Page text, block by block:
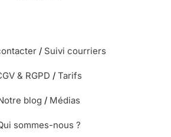
/ Suivi courriers
& RGPD / Tarifs
blog / Médias
sommes-nous ?